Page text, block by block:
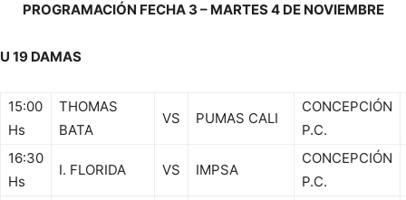
PROGRAMACIÓN FECHA 3 – MARTES 4 DE NOVIEMBRE
U 19 DAMAS
15:00
Hs
THOMAS
BATA
VS PUMAS CALI
CONCEPCIÓN
P.C.
16:30
Hs
I. FLORIDA VS IMPSA
CONCEPCIÓN
P.C.